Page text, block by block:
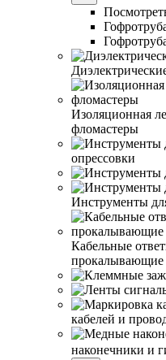
Изоляционная
фломастеры
опрессовки
Инструменты
Кабельные
кабелей и
наконечники и